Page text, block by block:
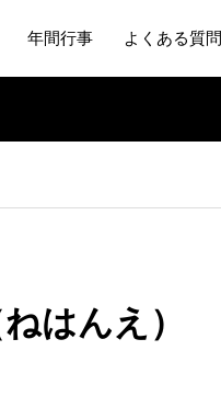
年間行事 よくある質問
はんえ）